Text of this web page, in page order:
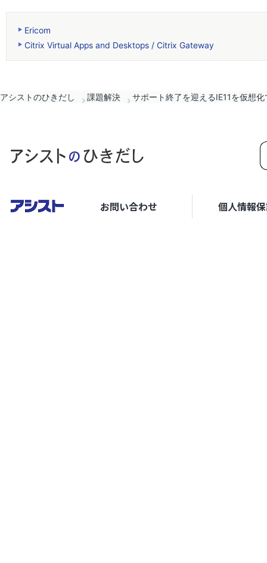
Ericom
Citrix Virtual Apps and Desktops / Citrix Gateway
アシストのひきだし 課題解決 サポート終了を迎えるIE11を仮想化
お問い合わせ 個人情報